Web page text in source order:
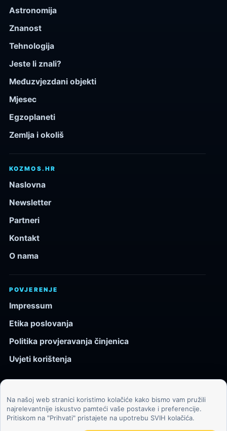
Astronomija
Znanost
Tehnologija
Jeste li znali?
Međuzvjezdani objekti
Mjesec
Egzoplaneti
Zemlja i okoliš
KOZMOS.HR
Naslovna
Newsletter
Partneri
Kontakt
O nama
POVJERENJE
Impressum
Etika poslovanja
Politika provjeravanja činjenica
Uvjeti korištenja
© 2026 Kozmos.hr. Sva prava pridržana.
Svemir, znanost, tehnologija i velike ideje za znatiželjne
Na našoj web stranici koristimo kolačiće kako bismo vam pružili
najrelevantnije iskustvo pamteći vaše postavke i preferencije.
Pritiskom na "Prihvati" pristajete na upotrebu SVIH kolačića.